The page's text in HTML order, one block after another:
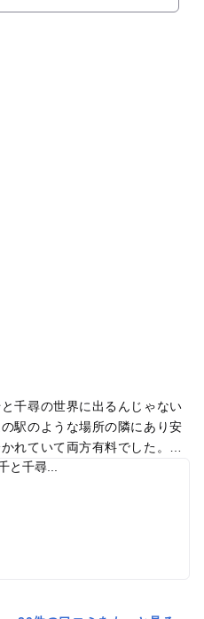
千尋の世界に出るんじゃない
駅のような場所の隣にあり安
れていて両方有料でした。小
た。（利用料も大きい子向け
ってきて驚きました。スペー